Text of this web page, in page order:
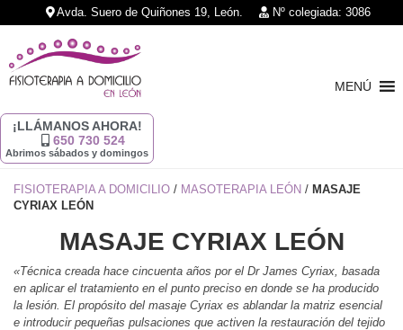
Avda. Suero de Quiñones 19, León. Nº colegiada: 3086
MENÚ
¡LLÁMANOS AHORA!
650 730 524
Abrimos sábados y domingos
FISIOTERAPIA A DOMICILIO / MASOTERAPIA LEÓN / MASAJE
CYRIAX LEÓN
MASAJE CYRIAX LEÓN
«Técnica creada hace cincuenta años por el Dr James Cyriax, basada
en aplicar el tratamiento en el punto preciso en donde se ha producido
la lesión. El propósito del masaje Cyriax es ablandar la matriz esencial
e introducir pequeñas pulsaciones que activen la restauración del tejido